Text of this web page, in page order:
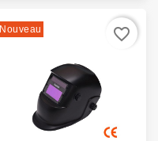
Nouveau favorite_border